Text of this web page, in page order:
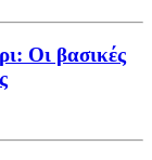
Οι βασικές